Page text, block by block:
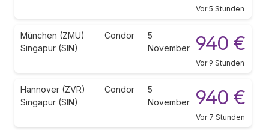
Vor 5 Stunden
München (ZMU)
Singapur (SIN)
Condor
5
November
940 €
Vor 9 Stunden
Hannover (ZVR)
Singapur (SIN)
Condor
5
November
940 €
Vor 7 Stunden